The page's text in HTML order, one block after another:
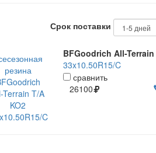
Срок поставки
BFGoodrich All-Terrain
33x10.50R15/C
сравнить
26100